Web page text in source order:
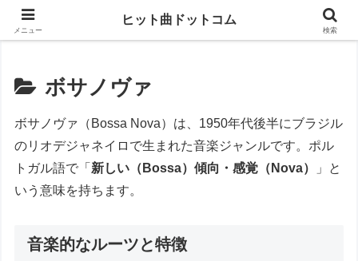
思い出の曲がすぐに見つかる
ボサノヴァ
ボサノヴァ（Bossa Nova）は、1950年代後半にブラジル
のリオデジャネイロで生まれた音楽ジャンルです。ポル
トガル語で「 新しい（Bossa）傾向・感覚（Nova）
」と
いう意味を持ちます。
音楽的なルーツと特徴
メニュー
ヒット曲ドットコム
検索